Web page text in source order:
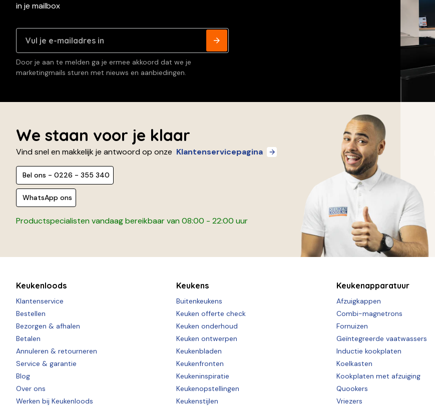
in je mailbox
Door je aan te melden ga je ermee akkoord dat we je
marketingmails sturen met nieuws en aanbiedingen.
We staan voor je klaar
Vind snel en makkelijk je antwoord op onze Klantenservicepagina
Bel ons - 0226 - 355 340
WhatsApp ons
Productspecialisten vandaag bereikbaar van 08:00 - 22:00 uur
Keukenloods
Klantenservice
Bestellen
Bezorgen & afhalen
Betalen
Annuleren & retourneren
Service & garantie
Blog
Over ons
Werken bij Keukenloods
Keukens
Buitenkeukens
Keuken offerte check
Keuken onderhoud
Keuken ontwerpen
Keukenbladen
Keukenfronten
Keukeninspiratie
Keukenopstellingen
Keukenstijlen
Keukenapparatuur
Afzuigkappen
Combi-magnetrons
Fornuizen
Geïntegreerde vaatwassers
Inductie kookplaten
Koelkasten
Kookplaten met afzuiging
Quookers
Vriezers